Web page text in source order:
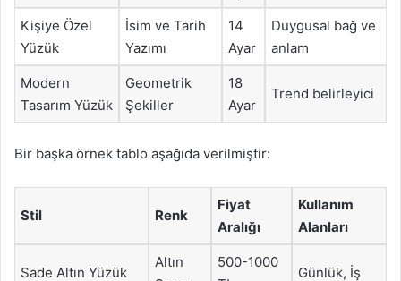
Kişiye Özel
Yüzük
İsim ve Tarih
Yazımı
14
Ayar
Duygusal bağ ve
anlam
Modern
Tasarım Yüzük
Geometrik
Şekiller
18
Ayar
Trend belirleyici
Bir başka örnek tablo aşağıda verilmiştir:
Stil Renk
Fiyat
Aralığı
Kullanım
Alanları
Sade Altın Yüzük
Altın
500-1000
Günlük, İş